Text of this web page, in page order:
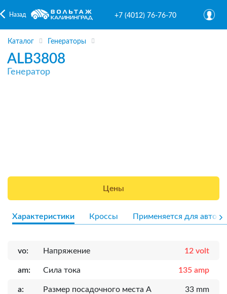
Назад +7 (4012) 76-76-70
Каталог Генераторы
ALB3808
Генератор
Цены
Характеристики Кроссы Применяется для авто
vo: Напряжение 12 volt
am: Сила тока 135 amp
a: Размер посадочного места A 33 mm